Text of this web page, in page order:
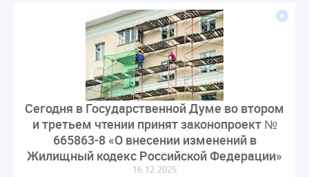
Сегодня в Государственной Думе во втором
и третьем чтении принят законопроект №
665863-8 «О внесении изменений в
Жилищный кодекс Российской Федерации»
16.12.2025